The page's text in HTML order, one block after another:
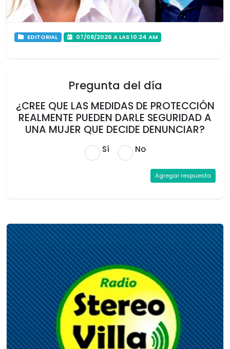
EDITORIAL 07/08/2026 A LAS 10:24 AM
Pregunta del día
¿CREE QUE LAS MEDIDAS DE PROTECCIÓN
REALMENTE PUEDEN DARLE SEGURIDAD A
UNA MUJER QUE DECIDE DENUNCIAR?
Sí No
Agregar respuesta